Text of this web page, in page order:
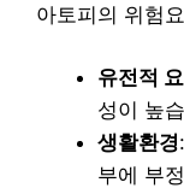
아토피의 위험
유전적
성이 높
생활환경
부에 부